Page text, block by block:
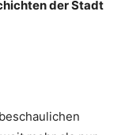
der Stadt